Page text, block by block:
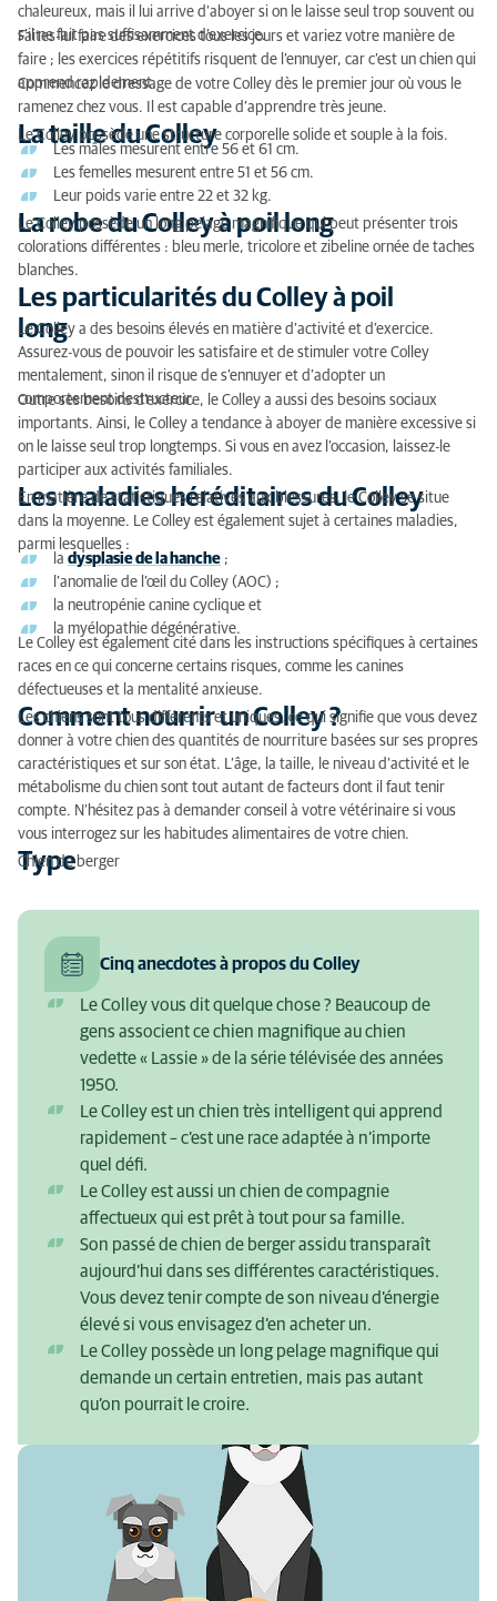
chaleureux, mais il lui arrive d’aboyer si on le laisse seul trop souvent ou
s’il ne fait pas suffisamment d’exercice.
Faites-lui faire des exercices tous les jours et variez votre manière de
faire ; les exercices répétitifs risquent de l’ennuyer, car c’est un chien qui
apprend rapidement.
Commencez le dressage de votre Colley dès le premier jour où vous le
ramenez chez vous. Il est capable d’apprendre très jeune.
La taille du Colley
Le Colley possède une structure corporelle solide et souple à la fois.
Les mâles mesurent entre 56 et 61 cm.
Les femelles mesurent entre 51 et 56 cm.
Leur poids varie entre 22 et 32 kg.
La robe du Colley à poil long
Le Colley possède un long pelage magnifique qui peut présenter trois
colorations différentes : bleu merle, tricolore et zibeline ornée de taches
blanches.
Les particularités du Colley à poil
long
Le Colley a des besoins élevés en matière d’activité et d’exercice.
Assurez-vous de pouvoir les satisfaire et de stimuler votre Colley
mentalement, sinon il risque de s’ennuyer et d’adopter un
comportement destructeur.
Outre ses besoins d’exercice, le Colley a aussi des besoins sociaux
importants. Ainsi, le Colley a tendance à aboyer de manière excessive si
on le laisse seul trop longtemps. Si vous en avez l’occasion, laissez-le
participer aux activités familiales.
Les maladies héréditaires du Colley
En matière de statistiques relatives aux blessures, le Colley se situe
dans la moyenne. Le Colley est également sujet à certaines maladies,
parmi lesquelles :
la dysplasie de la hanche ;
l’anomalie de l’œil du Colley (AOC) ;
la neutropénie canine cyclique et
la myélopathie dégénérative.
Le Colley est également cité dans les instructions spécifiques à certaines
races en ce qui concerne certains risques, comme les canines
défectueuses et la mentalité anxieuse.
Comment nourrir un Colley ?
Les chiens sont tous différents et uniques, ce qui signifie que vous devez
donner à votre chien des quantités de nourriture basées sur ses propres
caractéristiques et sur son état. L’âge, la taille, le niveau d’activité et le
métabolisme du chien sont tout autant de facteurs dont il faut tenir
compte. N’hésitez pas à demander conseil à votre vétérinaire si vous
vous interrogez sur les habitudes alimentaires de votre chien.
Type
Chien de berger
Cinq anecdotes à propos du Colley
Le Colley vous dit quelque chose ? Beaucoup de
gens associent ce chien magnifique au chien
vedette « Lassie » de la série télévisée des années
1950.
Le Colley est un chien très intelligent qui apprend
rapidement – c’est une race adaptée à n’importe
quel défi.
Le Colley est aussi un chien de compagnie
affectueux qui est prêt à tout pour sa famille.
Son passé de chien de berger assidu transparaît
aujourd’hui dans ses différentes caractéristiques.
Vous devez tenir compte de son niveau d’énergie
élevé si vous envisagez d’en acheter un.
Le Colley possède un long pelage magnifique qui
demande un certain entretien, mais pas autant
qu’on pourrait le croire.